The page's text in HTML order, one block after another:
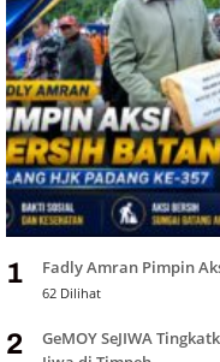
1 Fadly Amran Pimpin
62 Dilihat
2
GeMOY SeJIWA